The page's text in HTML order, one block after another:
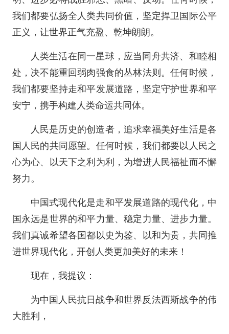
我们都要弘扬全人类共同价值，坚定捍卫国际公平
正义，让世界正气充盈、乾坤朗朗。
人类生活在同一星球，应当同舟共济、和睦相
处，决不能重回弱肉强食的丛林法则。任何时候，
我们都要坚持走和平发展道路，坚定守护世界和平
安宁，携手构建人类命运共同体。
人民是历史的创造者，追求幸福美好生活是各
国人民的共同愿望。任何时候，我们都要以人民之
心为心、以天下之利为利，为增进人民福祉而不懈
努力。
中国式现代化是走和平发展道路的现代化，中
国永远是世界的和平力量、稳定力量、进步力量。
我们真诚希望各国都以史为鉴、以和为贵，共同推
进世界现代化，开创人类更加美好的未来！
现在，我提议：
为中国人民抗日战争和世界反法西斯战争的伟
大胜利，